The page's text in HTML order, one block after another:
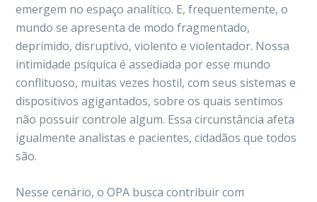
emergem no espaço analítico. E, frequentemente, o
mundo se apresenta de modo fragmentado,
deprimido, disruptivo, violento e violentador. Nossa
intimidade psíquica é assediada por esse mundo
conflituoso, muitas vezes hostil, com seus sistemas e
dispositivos agigantados, sobre os quais sentimos
não possuir controle algum. Essa circunstância afeta
igualmente analistas e pacientes, cidadãos que todos
são.
Nesse cenário, o OPA busca contribuir com